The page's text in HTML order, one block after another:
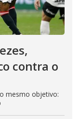
contra o
mesmo objetivo: